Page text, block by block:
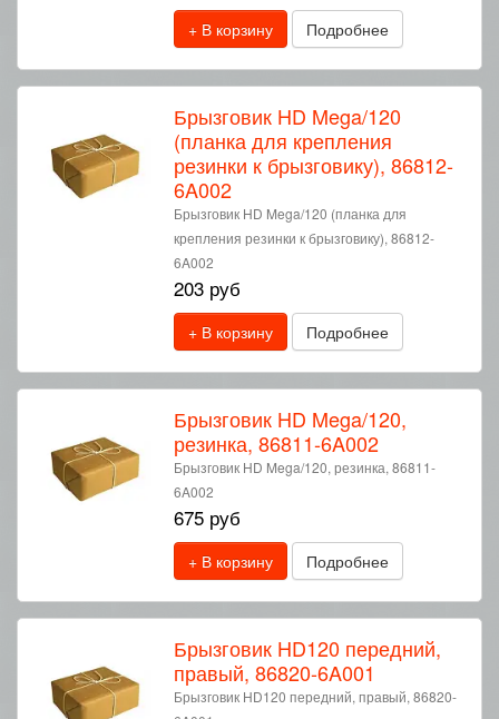
+ В корзину Подробнее
Брызговик HD Mega/120
(планка для крепления
резинки к брызговику), 86812-
6A002
Брызговик HD Mega/120 (планка для
крепления резинки к брызговику), 86812-
6A002
203 руб
+ В корзину Подробнее
Брызговик HD Mega/120,
резинка, 86811-6A002
Брызговик HD Mega/120, резинка, 86811-
6A002
675 руб
+ В корзину Подробнее
Брызговик HD120 передний,
правый, 86820-6A001
Брызговик HD120 передний, правый, 86820-